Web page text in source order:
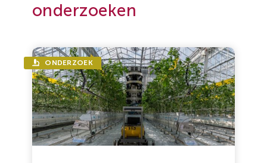
onderzoeken
ONDERZOEK